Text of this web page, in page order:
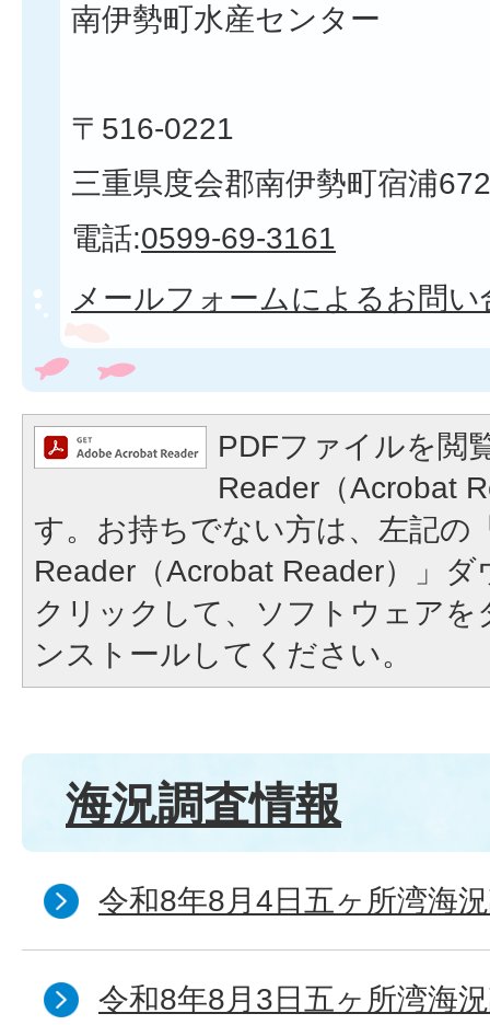
南伊勢町水産センター
〒516-0221
三重県度会郡南伊勢町宿浦
電話:0599-69-3161
メールフォームによるお問い
PDFファイルを閲
Reader（Acrobat
す。お持ちでない方は、左記の
Reader（Acrobat Reader）」
クリックして、ソフトウェア
ンストールしてください。
海況調査情報
令和8年8月4日五ヶ所湾海
令和8年8月3日五ヶ所湾海